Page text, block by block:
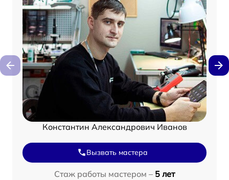
Константин Александрович Иванов
Вызвать мастера
Стаж работы мастером – 5 лет